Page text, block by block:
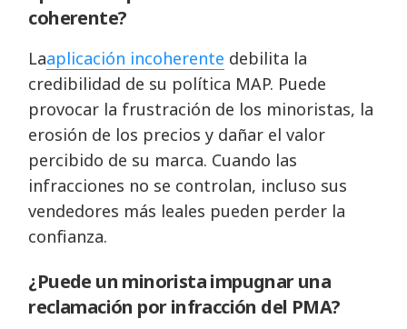
coherente?
Laaplicación incoherente debilita la
credibilidad de su política MAP. Puede
provocar la frustración de los minoristas, la
erosión de los precios y dañar el valor
percibido de su marca. Cuando las
infracciones no se controlan, incluso sus
vendedores más leales pueden perder la
confianza.
¿Puede un minorista impugnar una
reclamación por infracción del PMA?